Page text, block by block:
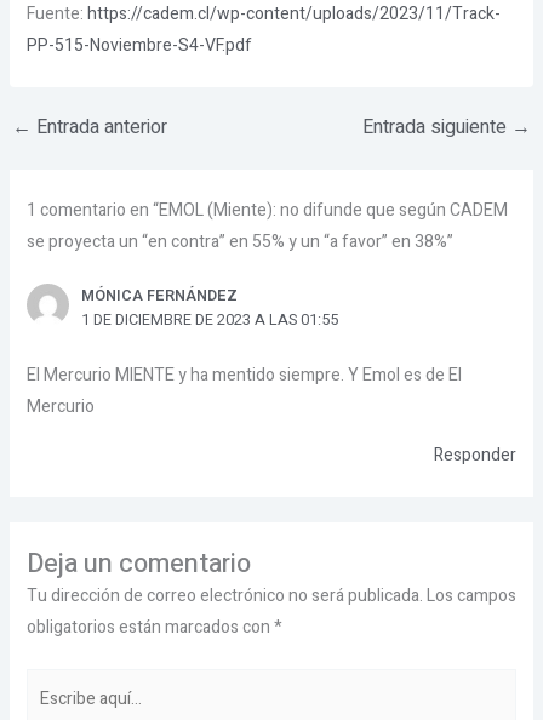
Fuente:https://cadem.cl/wp-content/uploads/2023/11/Track-
PP-515-Noviembre-S4-VF.pdf
← Entrada anterior Entrada siguiente →
1 comentario en “EMOL (Miente): no difunde que según CADEM
se proyecta un “en contra” en 55% y un “a favor” en 38%”
MÓNICA FERNÁNDEZ
1 DE DICIEMBRE DE 2023 A LAS 01:55
El Mercurio MIENTE y ha mentido siempre. Y Emol es de El
Mercurio
Responder
Deja un comentario
Tu dirección de correo electrónico no será publicada.Los campos
obligatorios están marcados con*